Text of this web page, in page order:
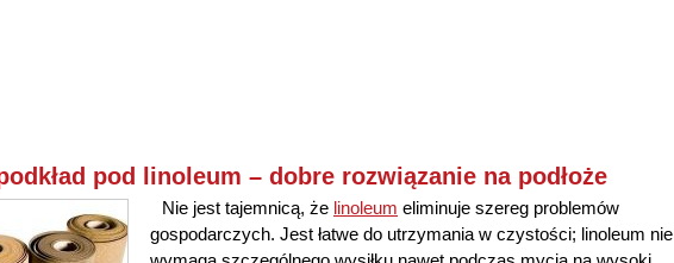
pod linoleum – dobre rozwiązanie na podłoże
Nie jest tajemnicą, że linoleum eliminuje szereg problemów
gospodarczych. Jest łatwe do utrzymania w czystości; linoleum nie